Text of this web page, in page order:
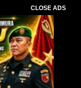
CLOSE ADS